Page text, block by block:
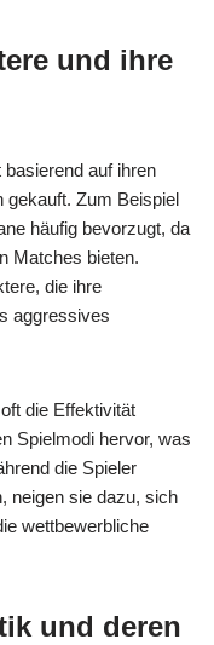
und ihre
auf ihren
gekauft. Zum Beispiel
häufig bevorzugt, da
Matches bieten.
die ihre
aggressives
die Effektivität
Spielmodi hervor, was
die Spieler
neigen sie dazu, sich
wettbewerbliche
und deren